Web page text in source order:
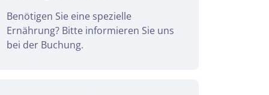
Benötigen Sie eine spezielle
Ernährung? Bitte informieren Sie uns
bei der Buchung.